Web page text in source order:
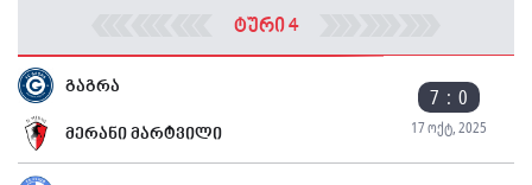
ტური 4
გაგრა 7 : 0
17 ოქტ, 2025
მერანი მარტვილი